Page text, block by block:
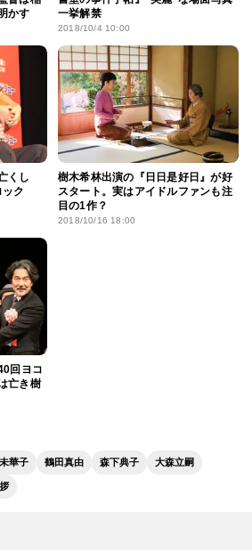
かす
一挙解禁
2018/10/4 10:00
くし
ック
樹木希林出演の『日日是好日』が好
スタート。実はアイドルファンも注
目の1作？
2018/10/16 18:00
回ヨコ
亡き樹
華子 鶴田真由 森下典子 大森立嗣